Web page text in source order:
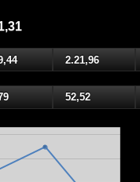
2.21,96
52,52